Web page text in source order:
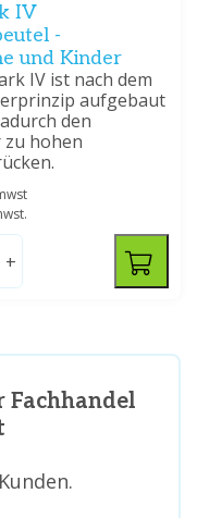
IV
-
und Kinder
IV ist nach dem
aufgebaut
den
hohen
+
Fachhandel